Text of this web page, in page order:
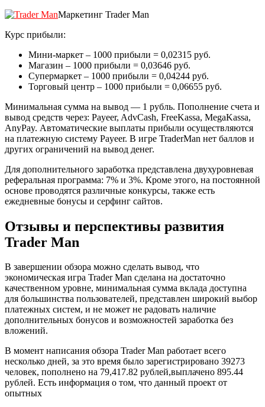
Маркетинг Trader Man
Курс прибыли:
Мини-маркет – 1000 прибыли = 0,02315 руб.
Магазин – 1000 прибыли = 0,03646 руб.
Супермаркет – 1000 прибыли = 0,04244 руб.
Торговый центр – 1000 прибыли = 0,06655 руб.
Минимальная сумма на вывод — 1 рубль. Пополнение счета и
вывод средств через: Payeer, AdvCash, FreeKassa, MegaKassa,
AnyPay. Автоматические выплаты прибыли осуществляются
на платежную систему Payeer. В игре TraderMan нет баллов и
других ограничений на вывод денег.
Для дополнительного заработка представлена двухуровневая
реферальная программа: 7% и 3%. Кроме этого, на постоянной
основе проводятся различные конкурсы, также есть
ежедневные бонусы и серфинг сайтов.
Отзывы и перспективы развития
Trader Man
В завершении обзора можно сделать вывод, что
экономическая игра Trader Man сделана на достаточно
качественном уровне, минимальная сумма вклада доступна
для большинства пользователей, представлен широкий выбор
платежных систем, и не может не радовать наличие
дополнительных бонусов и возможностей заработка без
вложений.
В момент написания обзора Trader Man работает всего
несколько дней, за это время было зарегистрировано 39273
человек, пополнено на 79,417.82 рублей,выплачено 895.44
рублей. Есть информация о том, что данный проект от
опытных